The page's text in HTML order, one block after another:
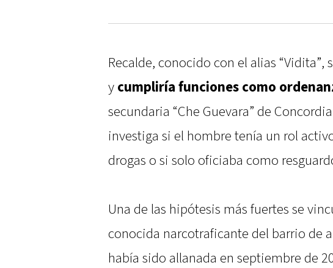
Recalde, conocido con el alias
y cumpliría funciones como
secundaria “Che Guevara” de
investiga si el hombre tenía un rol
drogas o si solo oficiaba como
Una de las hipótesis más fuertes se
conocida narcotraficante del barrio de
había sido allanada en septiembre de